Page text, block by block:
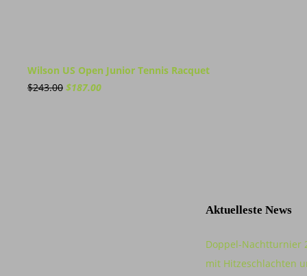
Wilson US Open Junior Tennis Racquet
$243.00 Ursprünglicher
$187.00Aktueller
Aktuelleste News
Doppel-Nachtturnier
mit Hitzeschlachten